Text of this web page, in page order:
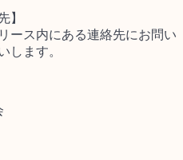
】
ース内にある連絡先にお問い
します。